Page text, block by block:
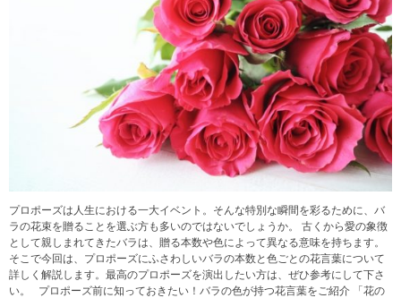
プロポーズは人生における一大イベント。そんな特別な瞬間を彩るために、バ
ラの花束を贈ることを選ぶ方も多いのではないでしょうか。 古くから愛の象徴
として親しまれてきたバラは、贈る本数や色によって異なる意味を持ちます。
そこで今回は、プロポーズにふさわしいバラの本数と色ごとの花言葉について
詳しく解説します。最高のプロポーズを演出したい方は、ぜひ参考にして下さ
い。 プロポーズ前に知っておきたい！バラの色が持つ花言葉をご紹介 「花の